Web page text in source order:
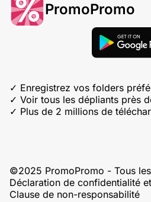
PromoPromo
✓ Enregistrez vos folders
✓ Voir tous les dépliants près
✓ Plus de 2 millions de
©2025 PromoPromo - Tous
Déclaration de confidentialité
Clause de non-responsabilité